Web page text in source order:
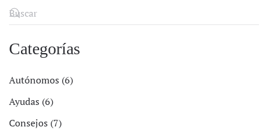
Categorías
Autónomos (6)
Ayudas (6)
Consejos (7)